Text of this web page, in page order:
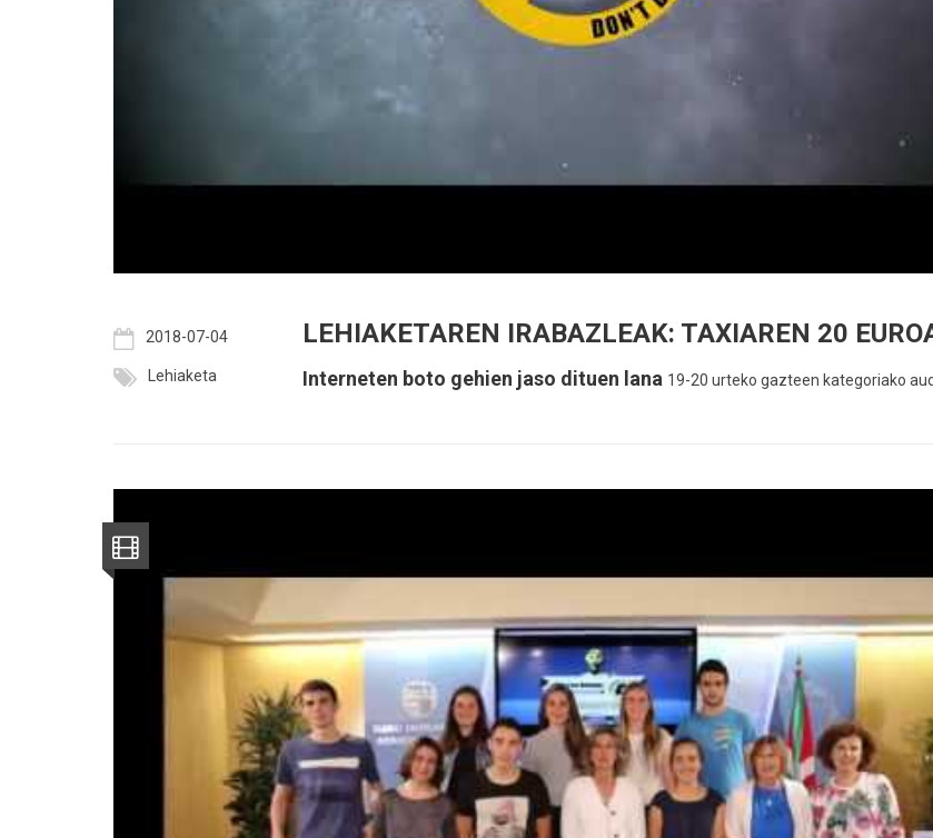
2018-07-04
Lehiaketa
LEHIAKETAREN IRABAZLEAK: TAXIAREN 20
Interneten boto gehien jaso dituen lana 19-20 urteko gazteen kategoriako